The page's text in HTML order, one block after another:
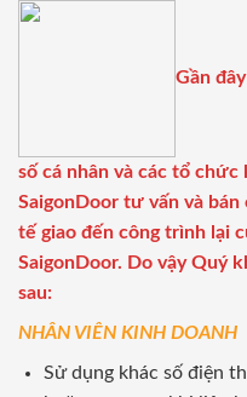
Gần
số cá nhân và các tổ chức
SaigonDoor tư vấn và
tế giao đến công trình lại
SaigonDoor. Do vậy Quý
sau:
NHÂN VIÊN KINH DOANH
Sử dụng khác số điện